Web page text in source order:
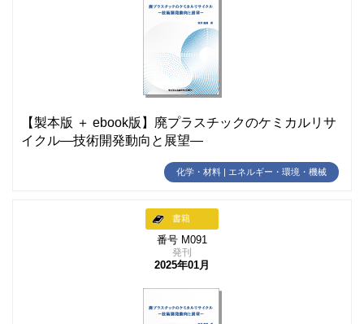
【製本版 ＋ ebook版】廃プラスチックのケミカルリサ
イクル―技術開発動向と展望―
化学・材料 | エネルギー・環境・機械
書籍
番号 M091
発刊
2025年01月